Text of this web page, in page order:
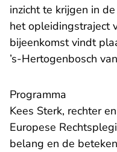
inzicht te krijgen in
het opleidingstraject
bijeenkomst vindt
’s-Hertogenbosch
Programma
Kees Sterk, rechter
Europese
belang en de